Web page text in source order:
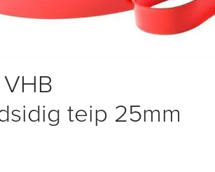
teip 25mm